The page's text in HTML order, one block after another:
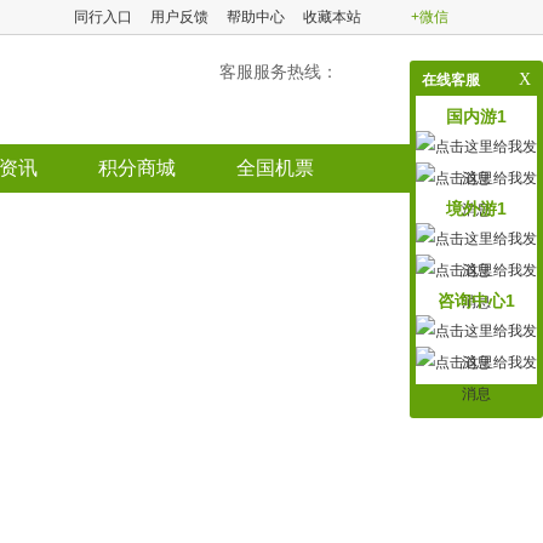
同行入口 用户反馈 帮助中心 收藏本站 +微信
客服服务热线：
讯 积分商城 全国机票
X
在线客服
国内游1
境外游1
咨询中心1